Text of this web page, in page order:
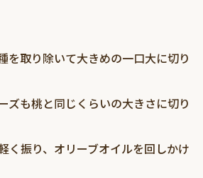
を取り除いて大きめの一口大に切り
ズも桃と同じくらいの大きさに切り
く振り、オリーブオイルを回しかけ